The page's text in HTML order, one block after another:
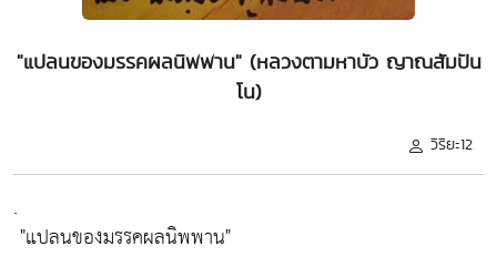
"แปลนของมรรคผลนิพพาน" (หลวงตามหาบัว ญาณสัมปัน
โน)
วิริยะ12
.
"แปลนของมรรคผลนิพพาน"